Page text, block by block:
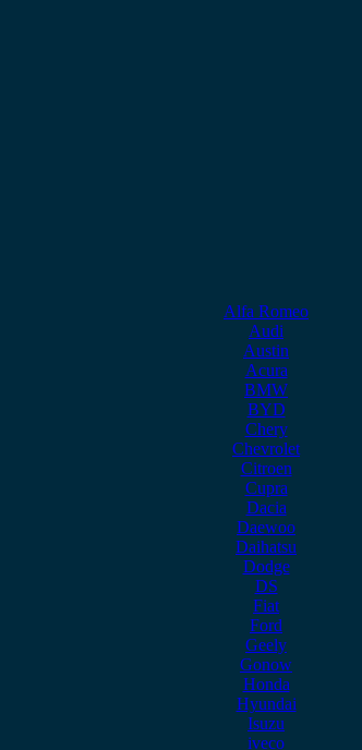
Alfa Romeo
Audi
Austin
Acura
BMW
BYD
Chery
Chevrolet
Citroen
Cupra
Dacia
Daewoo
Daihatsu
Dodge
DS
Fiat
Ford
Geely
Gonow
Honda
Hyundai
Isuzu
iveco